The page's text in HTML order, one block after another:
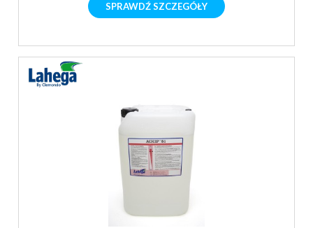
SPRAWDŹ SZCZEGÓŁY